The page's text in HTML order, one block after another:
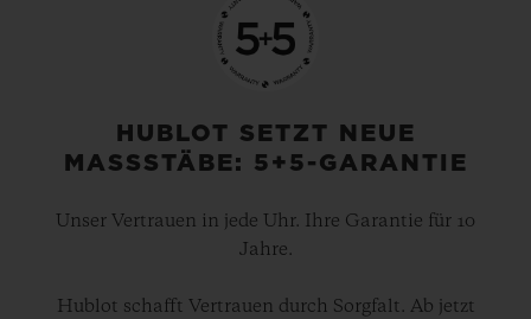
HUBLOT SETZT NEUE
MASSSTÄBE: 5+5-GARANTIE
Unser Vertrauen in jede Uhr. Ihre Garantie für 10
Jahre.
Hublot schafft Vertrauen durch Sorgfalt. Ab jetzt